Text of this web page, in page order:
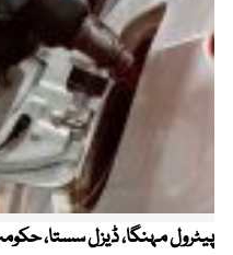
پیٹرول مہنگا، ڈیزل سستا،